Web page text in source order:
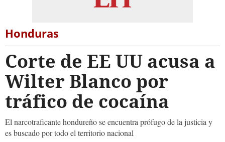
Honduras
Corte de EE UU acusa a
Wilter Blanco por
tráfico de cocaína
El narcotraficante hondureño se encuentra prófugo de la justicia y
es buscado por todo el territorio nacional